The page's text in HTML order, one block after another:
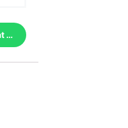
Order atau Custom Lewat Whatsapp